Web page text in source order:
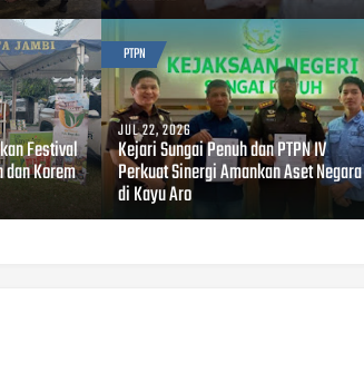
Festival
dan Korem
PTPN
JUL 22, 2026
Kejari Sungai Penuh dan PTPN IV
Perkuat Sinergi Amankan Aset Negara
di Kayu Aro